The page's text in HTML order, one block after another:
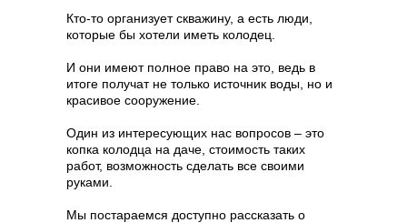
Кто-то организует скважину, а есть люди,
которые бы хотели иметь колодец.
И они имеют полное право на это, ведь в
итоге получат не только источник воды, но и
красивое сооружение.
Один из интересующих нас вопросов – это
копка колодца на даче, стоимость таких
работ, возможность сделать все своими
руками.
Мы постараемся доступно рассказать о